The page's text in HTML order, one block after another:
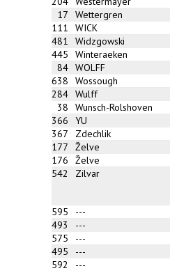
17
Wettergren
111
WICK
481
Widzgowski
445
Winteraeken
84 WOLFF
638
Wossough
284 Wulff
38
Wunsch-Rolshoven
366
YU
367
Zdechlik
177
Želve
176
Želve
542
Zilvar
595 ---
493
---
575
---
495
---
592
---